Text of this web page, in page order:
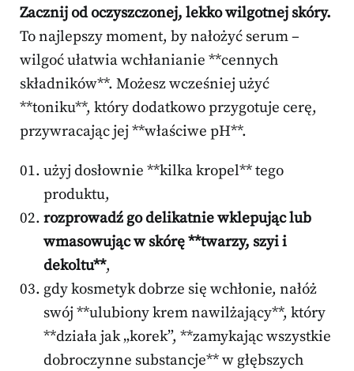
Zacznij od oczyszczonej, lekko wilgotnej skóry.
To najlepszy moment, by nałożyć serum –
wilgoć ułatwia wchłanianie **cennych
składników**. Możesz wcześniej użyć
**toniku**, który dodatkowo przygotuje cerę,
przywracając jej **właściwe pH**.
użyj dosłownie **kilka kropel** tego
produktu,
rozprowadź go delikatnie wklepując lub
wmasowując w skórę **twarzy, szyi i
dekoltu**,
gdy kosmetyk dobrze się wchłonie, nałóż
swój **ulubiony krem nawilżający**, który
**działa jak „korek”, **zamykając wszystkie
dobroczynne substancje** w głębszych